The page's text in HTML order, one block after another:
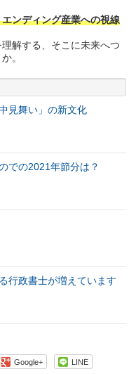
ンディング産業への視線
解する、そこに未来へつ
。
見舞い」の新文化
での2021年節分は？
行政書士が増えています
Google+ LINE